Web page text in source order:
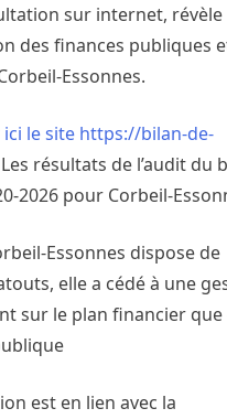
sur internet,
des finances publiques
Essonnes.
le site https://bilan-de-
résultats de l’audit du
2026 pour Corbeil-
Essonnes dispose de
elle a cédé à une
sur le plan financier que
est en lien avec la